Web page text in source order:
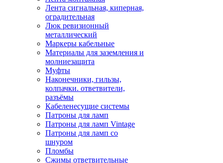
Лента сигнальная, киперная,
оградительная
Люк ревизионный
металлический
Маркеры кабельные
Материалы для заземления и
молниезащита
Муфты
Наконечники, гильзы,
колпачки. ответвители,
разъёмы
Кабеленесущие системы
Патроны для ламп
Патроны для ламп Vintage
Патроны для ламп со
шнуром
Пломбы
Сжимы ответвительные